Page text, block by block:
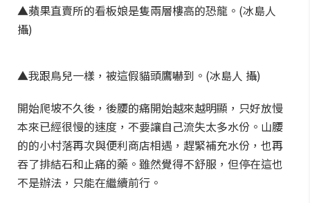
▲蘋果直賣所的看板娘是隻兩層樓高的恐龍。(冰島人
攝)
▲我跟鳥兒一樣，被這假貓頭鷹嚇到。(冰島人 攝)
開始爬坡不久後，後腰的痛開始越來越明顯，只好放慢
本來已經很慢的速度，不要讓自己流失太多水份。山腰
的的小村落再次與便利商店相遇，趕緊補充水份，也再
吞了排結石和止痛的藥。雖然覺得不舒服，但停在這也
不是辦法，只能在繼續前行。